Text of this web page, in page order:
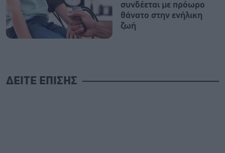
συνδέεται με πρόωρο
θάνατο στην ενήλικη
ζωή
ΔΕΙΤΕ ΕΠΙΣΗΣ